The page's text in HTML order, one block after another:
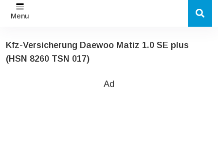
Menu
Kfz-Versicherung Daewoo Matiz 1.0 SE plus
(HSN 8260 TSN 017)
Ad